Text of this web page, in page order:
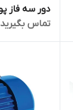
ترمینال بالا
تماس بگیرید